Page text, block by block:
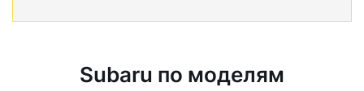
Subaru по моделям